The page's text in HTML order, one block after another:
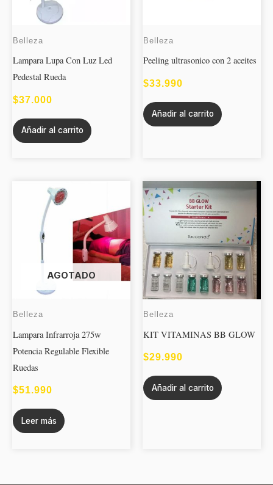
Belleza
Lampara Lupa Con Luz Led
Pedestal Rueda
$37.000
Añadir al carrito
Belleza
Peeling ultrasonico con 2 aceites
$33.990
Añadir al carrito
AGOTADO
Belleza
Lampara Infrarroja 275w
Potencia Regulable Flexible
Ruedas
$51.990
Leer más
Belleza
KIT VITAMINAS BB GLOW
$29.990
Añadir al carrito